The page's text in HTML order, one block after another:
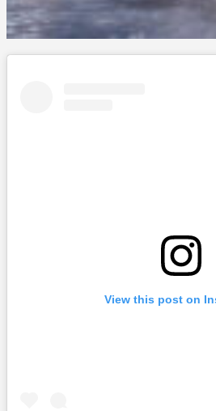
View this post on